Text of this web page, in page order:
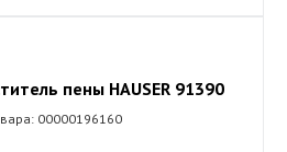
пены HAUSER 91390
00000196160